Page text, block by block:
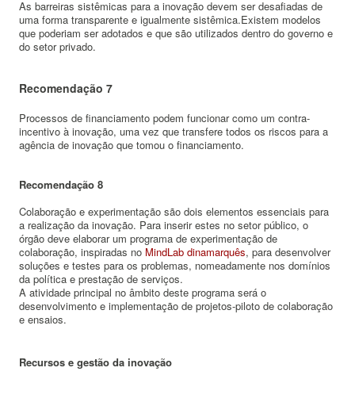
As barreiras sistêmicas para a inovação devem ser desafiadas de
uma forma transparente e igualmente sistêmica.Existem modelos
que poderiam ser adotados e que são utilizados dentro do governo e
do setor privado.
Recomendação 7
Processos de financiamento podem funcionar como um contra-
incentivo à inovação, uma vez que transfere todos os riscos para a
agência de inovação que tomou o financiamento.
Recomendação 8
Colaboração e experimentação são dois elementos essenciais para
a realização da inovação. Para inserir estes no setor público, o
órgão deve elaborar um programa de experimentação de
colaboração, inspiradas no MindLab dinamarquês, para desenvolver
soluções e testes para os problemas, nomeadamente nos domínios
da política e prestação de serviços.
A atividade principal no âmbito deste programa será o
desenvolvimento e implementação de projetos-piloto de colaboração
e ensaios.
Recursos e gestão da inovação